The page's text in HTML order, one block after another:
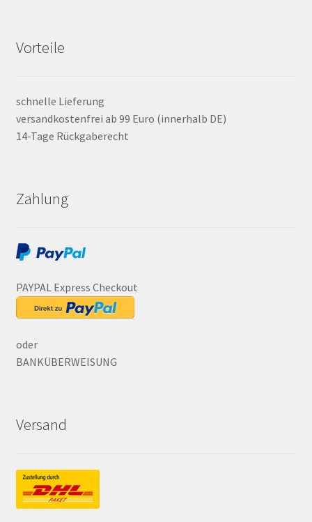
Vorteile
schnelle Lieferung
versandkostenfrei ab 99 Euro (innerhalb DE)
14-Tage Rückgaberecht
Zahlung
PAYPAL Express Checkout
oder
BANKÜBERWEISUNG
Versand